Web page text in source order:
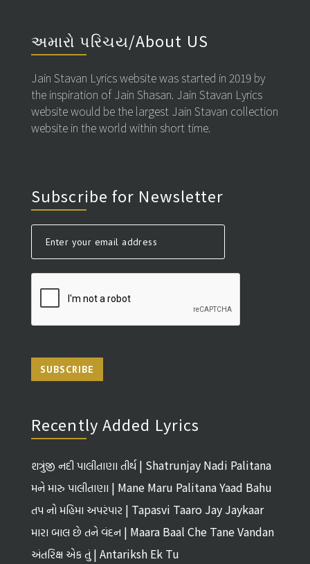
અમારો પરિચય/About US
Jain Stavan Lyrics website was started in 2019 by
the inspiration of Jain Shasan. Jain Stavan Lyrics
website would be the largest Jain Stavan collection
website in the world within short time.
Subscribe for Newsletter
SUBSCRIBE
Recently Added Lyrics
શત્રુંજી નદી પાલીતાણા તીર્થ | Shatrunjay Nadi Palitana
Tirth
મને મારુ પાલીતાણા | Mane Maru Palitana Yaad Bahu
તપ નો મહિમા અપરંપાર | Tapasvi Taaro Jay Jaykaar
મારા બાલ છે તને વંદન | Maara Baal Che Tane Vandan
અંતરિક્ષ એક તું | Antariksh Ek Tu